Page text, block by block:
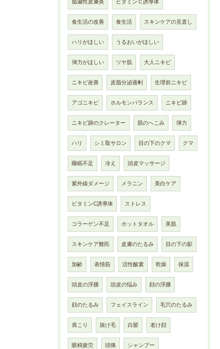
脂漏性皮膚炎 ビタミンＣ誘導体
食生活の改善 食生活 スキンケアの見直し
ハリがほしい うるおいがほしい
弾力がほしい ツヤ肌 大人ニキビ
ニキビ改善 皮脂分泌過剰 生理前ニキビ
アゴニキビ ホルモンバランス ニキビ跡
ニキビ跡のクレーター 肌のへこみ 弾力
ハリ シミ取サロン 目の下のクマ クマ
睡眠不足 冷え 頭皮マッサージ
紫外線ダメージ メラニン 美白ケア
ビタミンC誘導体 ストレス
コラーゲン不足 ホットタオル 美肌
スキンケア難民 皮膚のたるみ 目の下の影
加齢 表情筋 活性酸素 乾燥 保湿
頭皮の浮腫 頭皮の悩み 顔の浮腫
顔のたるみ フェイスライン 毛穴のたるみ
肩こり 抜け毛 白髪 老け顔
眼精疲労 頭痛 シャンプー